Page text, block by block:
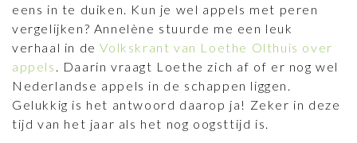
eens in te duiken. Kun je wel appels met peren
vergelijken? Annelène stuurde me een leuk
verhaal in deVolkskrant van Loethe Olthuis over
appels
. Daarin vraagt Loethe zich af of er nog wel
Nederlandse appels in de schappen liggen.
Gelukkig is het antwoord daarop ja! Zeker in deze
tijd van het jaar als het nog oogsttijd is.